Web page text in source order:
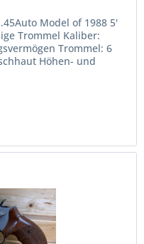
Model of 1988 5'
Trommel Kaliber:
Trommel: 6
Höhen- und